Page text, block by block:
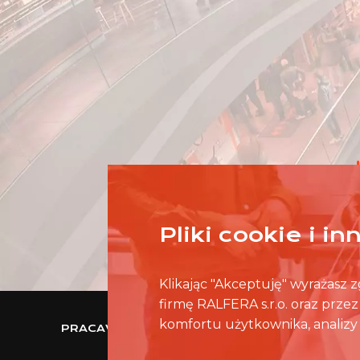
PRACAWCENTRUMHANDLOWYM.PL
Pliki cookie i
Klikając "Akceptuję" wyrażasz
firmę RALFERA s.r.o. oraz
komfortu użytkownika,